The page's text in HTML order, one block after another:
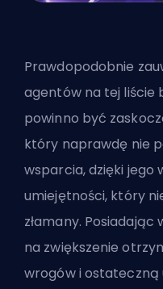
Prawdopodobnie
agentów na tej liście
powinno być
który naprawdę nie
wsparcia, dzięki jego
umiejętności, który
złamany.
na zwiększenie
wrogów i ostateczną